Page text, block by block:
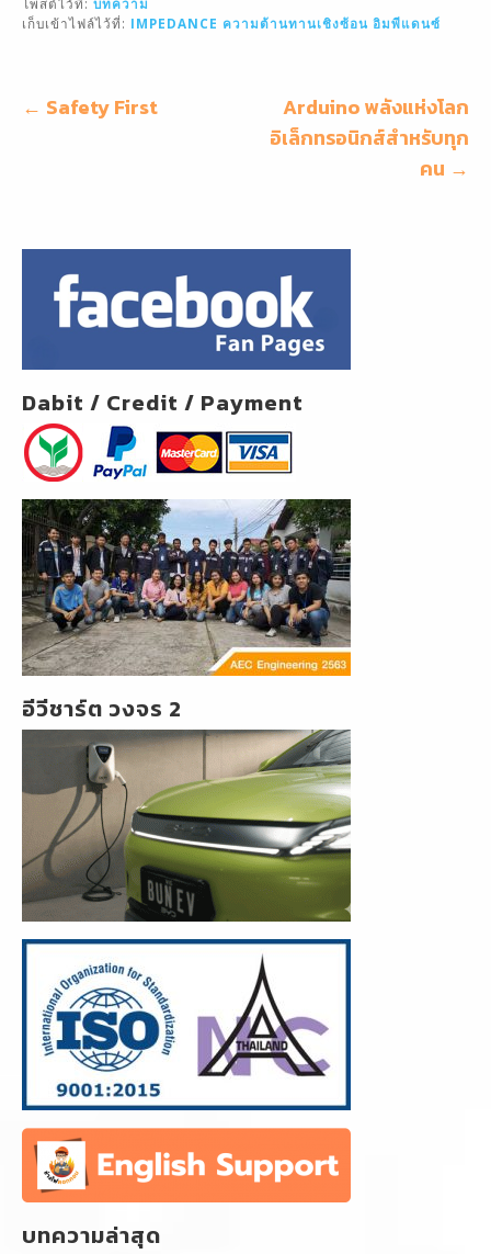
l e
o
e
เก็บเข้าไฟล์ไว้ที่: IMPEDANCE ความต้านทานเชิงซ้อน อิมพีแดนซ์
แนะแนว
← Safety First
Arduino พลังแห่งโลก
อิเล็กทรอนิกส์สำหรับทุก
คน →
Dabit / Credit / Payment
อีวีชาร์ต วงจร 2
บทความล่าสุด